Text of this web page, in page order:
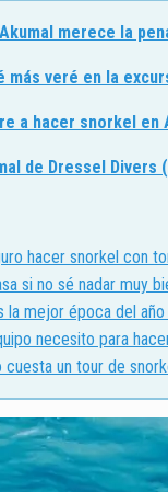
merece la
más veré en la
a hacer snorkel en
de Dressel Divers
hacer snorkel con
si no sé nadar muy
la mejor época del
necesito para
cuesta un tour de